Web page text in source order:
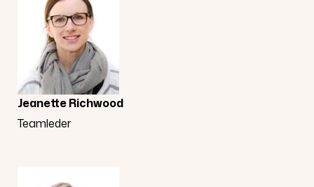
Jeanette Richwood
Teamleder